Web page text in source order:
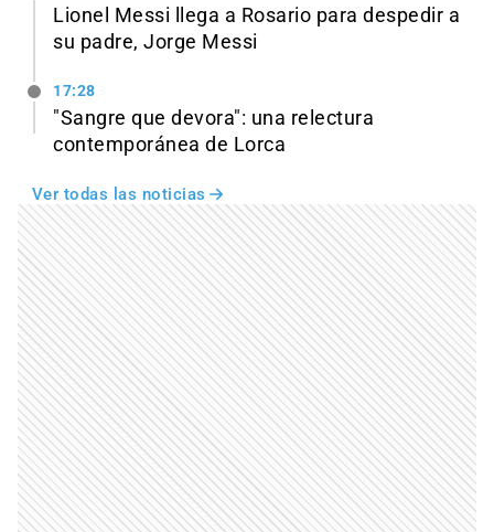
Lionel Messi llega a Rosario para despedir a
su padre, Jorge Messi
17:28
"Sangre que devora": una relectura
contemporánea de Lorca
Ver todas las noticias